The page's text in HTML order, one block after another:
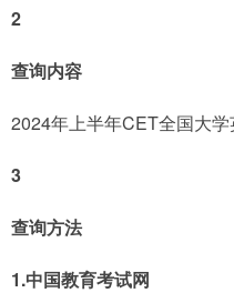
2
查询内容
2024年上半年CET全国大
3
查询方法
1.中国教育考试网